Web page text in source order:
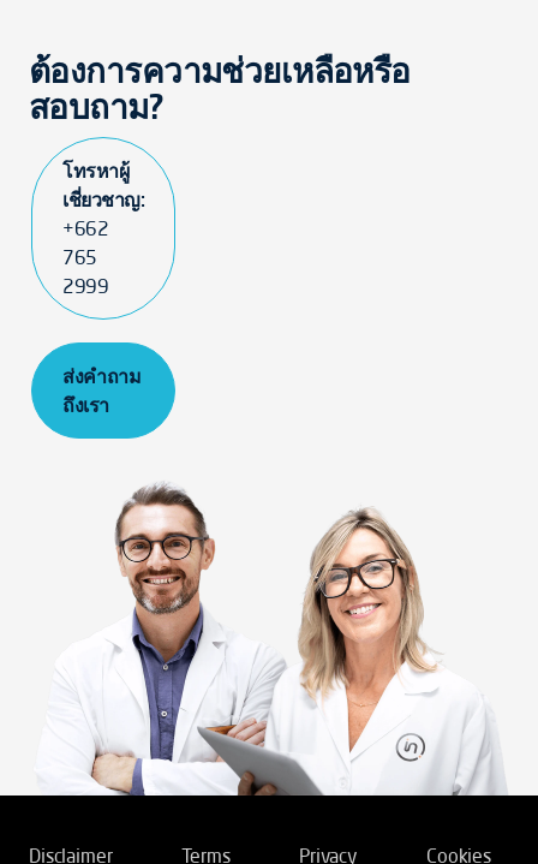
ต้องการความช่วยเหลือหรือ
สอบถาม?
โทรหาผู้
เชี่ยวชาญ:
+662
765
2999
ส่งคำถาม
ถึงเรา
Disclaimer Terms Privacy Cookies